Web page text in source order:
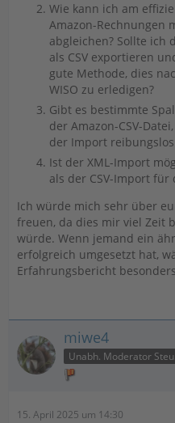
Wie kann ich am
Amazon-Rechnungen
abgleichen? Sollte ich
als CSV exportieren
gute Methode, dies
WISO zu erledigen?
Gibt es bestimmte
der Amazon-CSV-
der Import
Ist der XML-Import
als der CSV-Import für
Ich würde mich sehr über
freuen, da dies mir viel Zeit
würde. Wenn jemand ein
erfolgreich umgesetzt hat,
Erfahrungsbericht
miwe4
15. April 2025 um 14:30